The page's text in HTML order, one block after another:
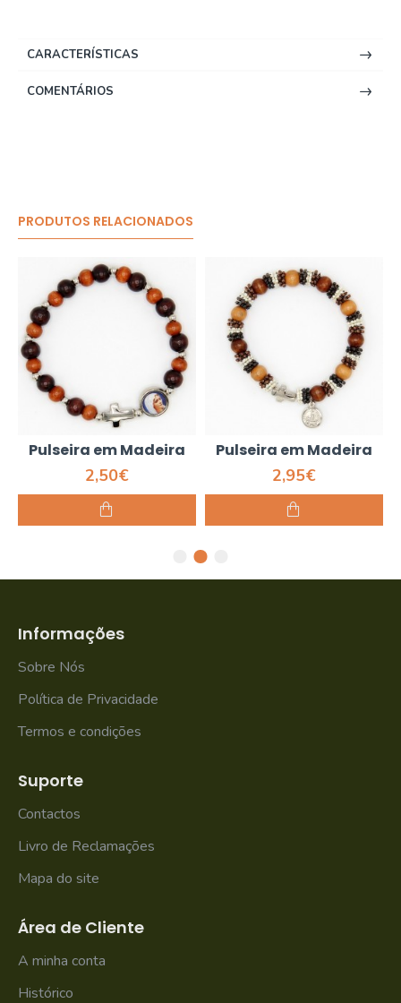
CARACTERÍSTICAS
COMENTÁRIOS
PRODUTOS RELACIONADOS
Pulseira em Madeira
2,50€
Pulseira em Madeira
2,95€
Informações
Sobre Nós
Política de Privacidade
Termos e condições
Suporte
Contactos
Livro de Reclamações
Mapa do site
Área de Cliente
A minha conta
Histórico